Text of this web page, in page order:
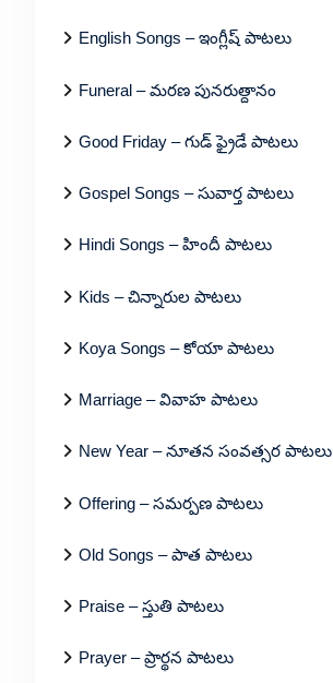
English Songs – ఇంగ్లీష్ పాటలు
Funeral – మరణ పునరుత్దానం
Good Friday – గుడ్ ఫ్రైడే పాటలు
Gospel Songs – సువార్త పాటలు
Hindi Songs – హిందీ పాటలు
Kids – చిన్నారుల పాటలు
Koya Songs – కోయా పాటలు
Marriage – వివాహ పాటలు
New Year – నూతన సంవత్సర పాటలు
Offering – సమర్పణ పాటలు
Old Songs – పాత పాటలు
Praise – స్తుతి పాటలు
Prayer – ప్రార్థన పాటలు